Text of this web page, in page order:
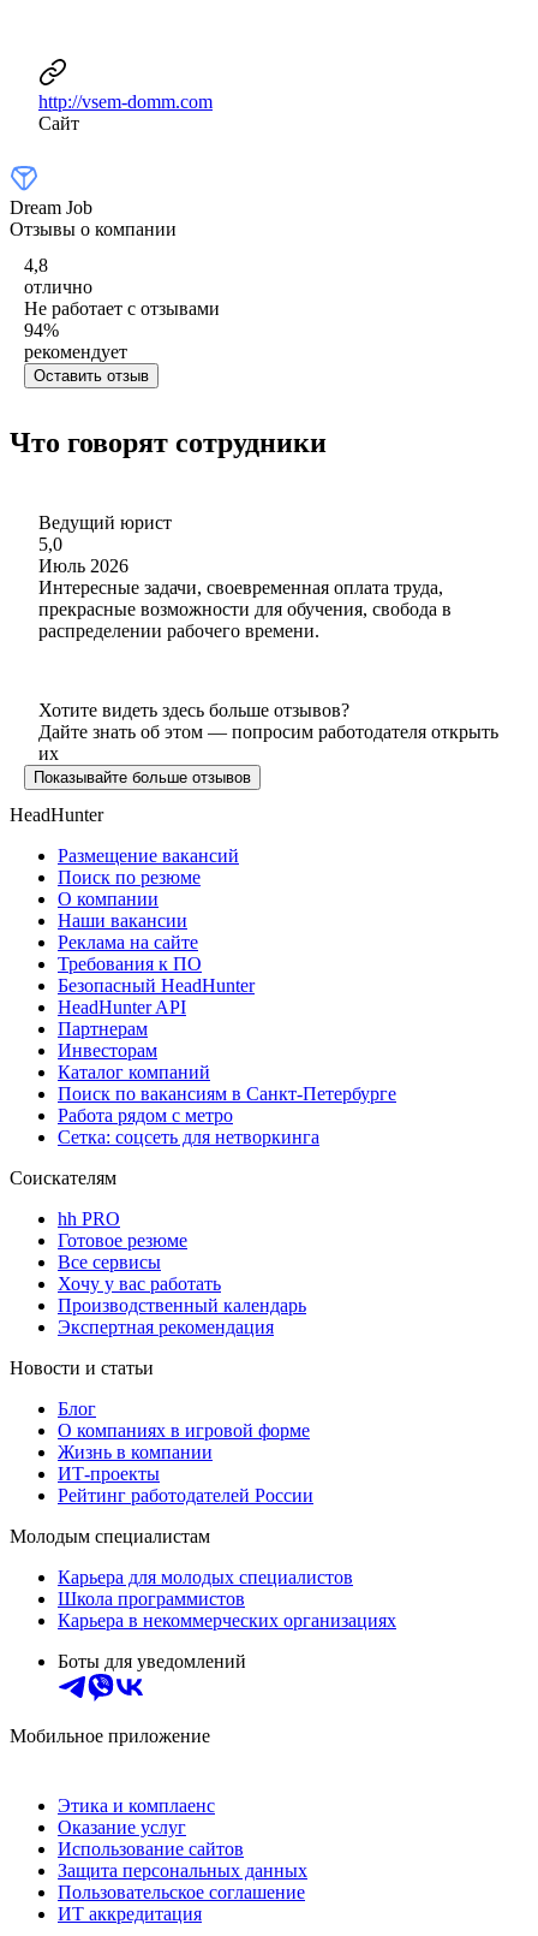
http://vsem-domm.com
Сайт
Dream Job
Отзывы о компании
4,8
отлично
Не работает с отзывами
94%
рекомендует
Оставить отзыв
Что говорят сотрудники
Ведущий юрист
5,0
Июль 2026
Интересные задачи, своевременная оплата труда,
прекрасные возможности для обучения, свобода в
распределении рабочего времени.
Хотите видеть здесь больше отзывов?
Дайте знать об этом — попросим работодателя открыть
их
Показывайте больше отзывов
HeadHunter
Размещение вакансий
Поиск по резюме
О компании
Наши вакансии
Реклама на сайте
Требования к ПО
Безопасный HeadHunter
HeadHunter API
Партнерам
Инвесторам
Каталог компаний
Поиск по вакансиям в Санкт-Петербурге
Работа рядом с метро
Сетка: соцсеть для нетворкинга
Соискателям
hh PRO
Готовое резюме
Все сервисы
Хочу у вас работать
Производственный календарь
Экспертная рекомендация
Новости и статьи
Блог
О компаниях в игровой форме
Жизнь в компании
ИТ-проекты
Рейтинг работодателей России
Молодым специалистам
Карьера для молодых специалистов
Школа программистов
Карьера в некоммерческих организациях
Боты для уведомлений
Мобильное приложение
Этика и комплаенс
Оказание услуг
Использование сайтов
Защита персональных данных
Пользовательское соглашение
ИТ аккредитация